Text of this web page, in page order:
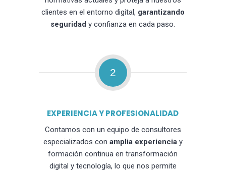
clientes en el entorno digital, garantizando
seguridad y confianza en cada paso.
2
EXPERIENCIA Y PROFESIONALIDAD
Contamos con un equipo de consultores
especializados con amplia experienciay
formación continua en transformación
digital y tecnología, lo que nos permite